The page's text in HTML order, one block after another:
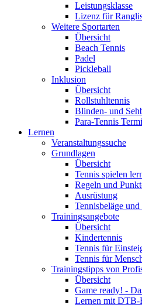
Leistungsklasse
Lizenz für
Weitere Sportarten
Übersicht
Beach Tennis
Padel
Pickleball
Inklusion
Übersicht
Rollstuhltennis
Blinden- und
Para-Tennis
Lernen
Veranstaltungssuche
Grundlagen
Übersicht
Tennis spielen
Regeln und
Ausrüstung
Tennisbeläge und
Trainingsangebote
Übersicht
Kindertennis
Tennis für
Tennis für
Trainingstipps von
Übersicht
Game ready! -
Lernen mit DTB-